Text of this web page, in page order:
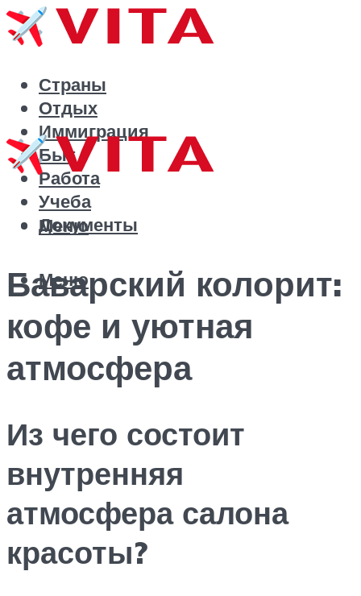
Страны
Отдых
Иммиграция
Быт
Работа
Учеба
Документы
Меню
Меню
Баварский колорит:
кофе и уютная
атмосфера
Из чего состоит
внутренняя
атмосфера салона
красоты?